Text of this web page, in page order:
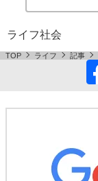
ライフ社会
TOP ライフ 記事